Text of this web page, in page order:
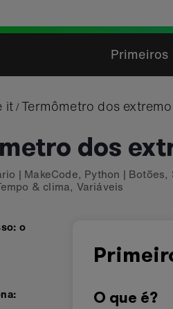
Primeiros
it /Termômetro dos
dos
| MakeCode, Python | Botões,
& clima, Variáveis
o
O que é?